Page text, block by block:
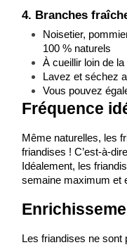
4. Branches
Noisetier,
100 % naturels
À cueillir loin de
Lavez et séchez
Vous pouvez
Fréquence
Même naturelles, les
friandises ! C’est-à-dire
Idéalement, les
semaine maximum et
Les friandises ne sont